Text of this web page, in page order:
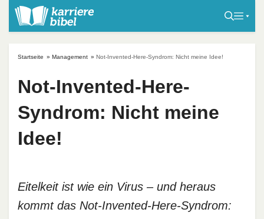
Startseite » Management » Not-Invented-Here-Syndrom: Nicht meine Idee!
Not-Invented-Here-
Syndrom: Nicht meine
Idee!
Eitelkeit ist wie ein Virus – und heraus
kommt das Not-Invented-Here-Syndrom: